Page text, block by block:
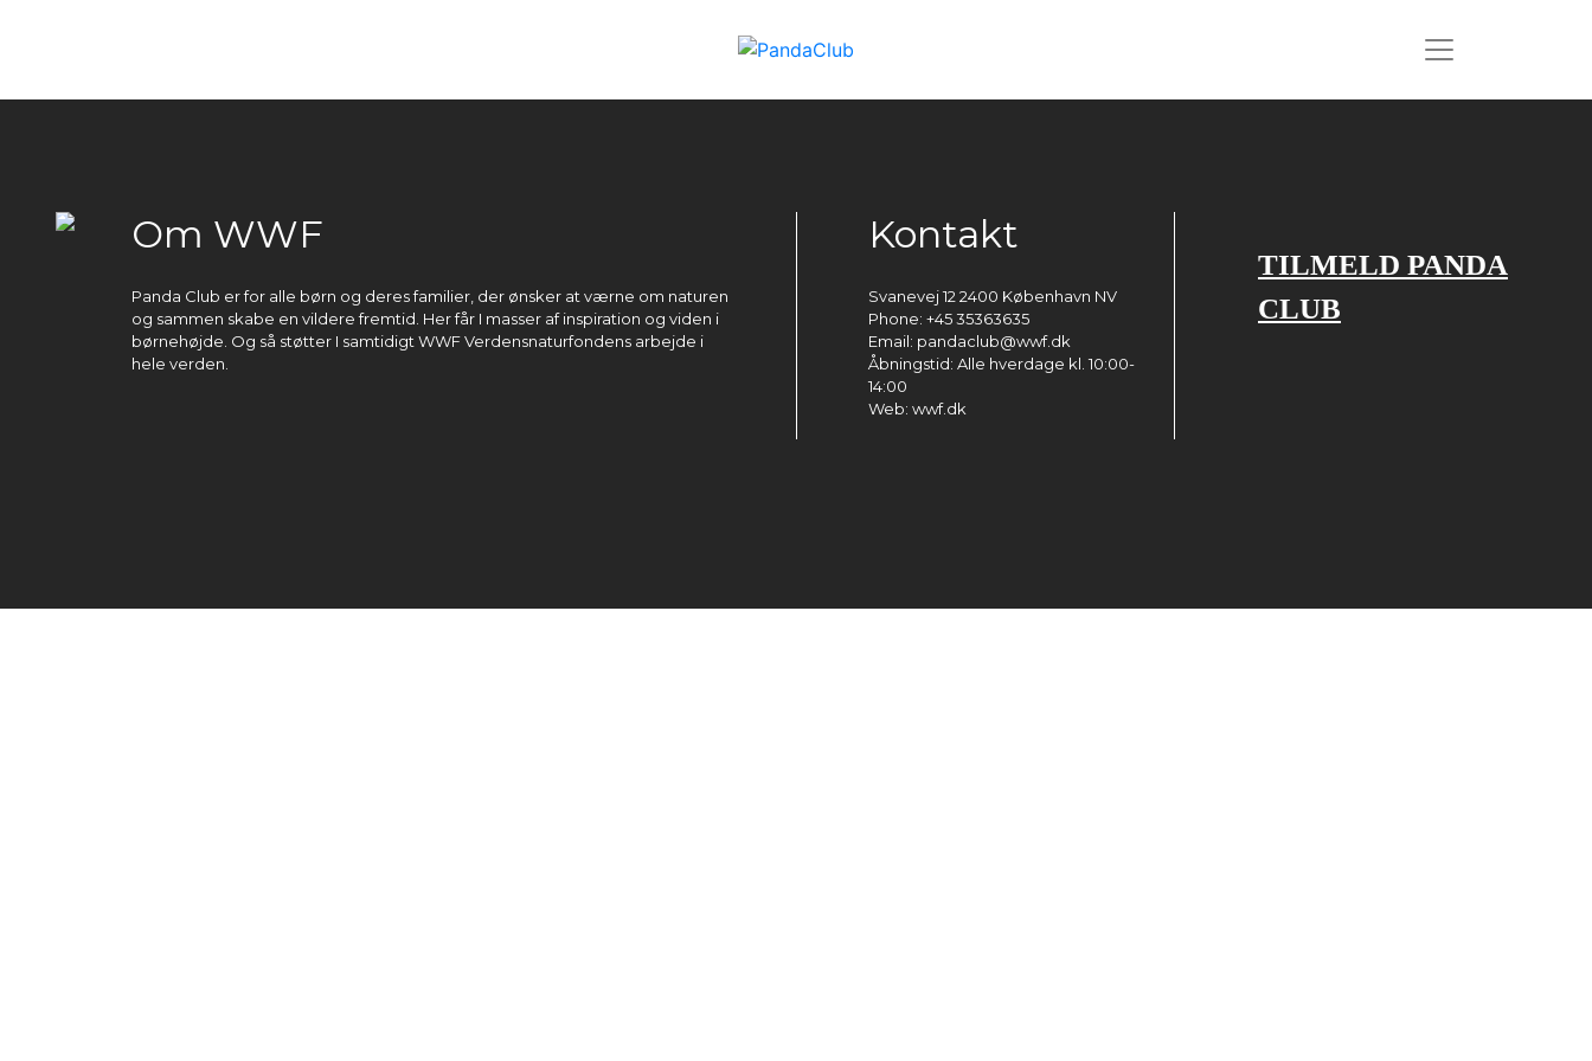
Om WWF
Panda Club er for alle børn og deres familier, der ønsker at værne om naturen
og sammen skabe en vildere fremtid. Her får I masser af inspiration og viden i
børnehøjde. Og så støtter I samtidigt WWF Verdensnaturfondens arbejde i
hele verden.
Kontakt
Svanevej 12 2400 København NV
Phone: +45 35363635
Email: pandaclub@wwf.dk
Åbningstid: Alle hverdage kl. 10:00-
14:00
Web: wwf.dk
TILMELD PANDA
CLUB